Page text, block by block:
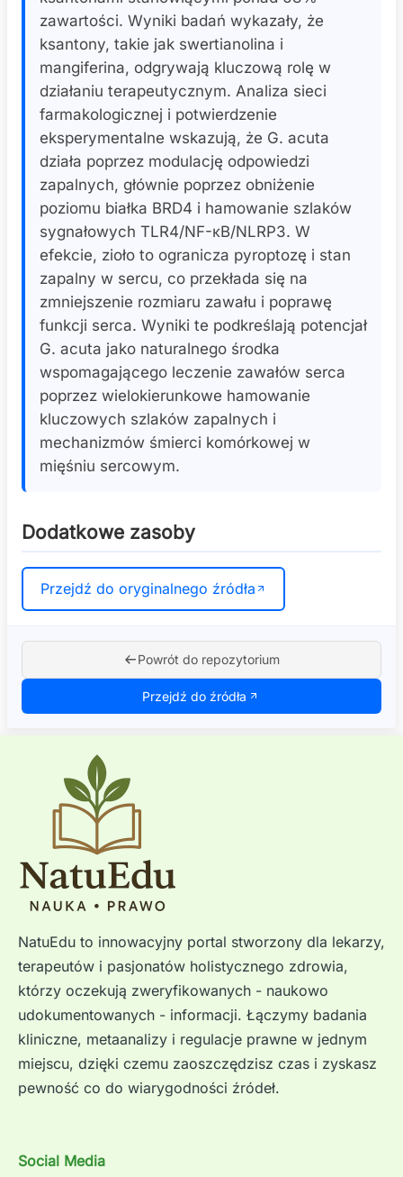
zawartości. Wyniki badań wykazały, że
ksantony, takie jak swertianolina i
mangiferina, odgrywają kluczową rolę w
działaniu terapeutycznym. Analiza sieci
farmakologicznej i potwierdzenie
eksperymentalne wskazują, że G. acuta
działa poprzez modulację odpowiedzi
zapalnych, głównie poprzez obniżenie
poziomu białka BRD4 i hamowanie szlaków
sygnałowych TLR4/NF-κB/NLRP3. W
efekcie, zioło to ogranicza pyroptozę i stan
zapalny w sercu, co przekłada się na
zmniejszenie rozmiaru zawału i poprawę
funkcji serca. Wyniki te podkreślają potencjał
G. acuta jako naturalnego środka
wspomagającego leczenie zawałów serca
poprzez wielokierunkowe hamowanie
kluczowych szlaków zapalnych i
mechanizmów śmierci komórkowej w
mięśniu sercowym.
Dodatkowe zasoby
Przejdź do oryginalnego źródła
Powrót do repozytorium
Przejdź do źródła
NatuEdu to innowacyjny portal stworzony dla lekarzy,
terapeutów i pasjonatów holistycznego zdrowia,
którzy oczekują zweryfikowanych - naukowo
udokumentowanych - informacji. Łączymy badania
kliniczne, metaanalizy i regulacje prawne w jednym
miejscu, dzięki czemu zaoszczędzisz czas i zyskasz
pewność co do wiarygodności źródeł.
Social Media